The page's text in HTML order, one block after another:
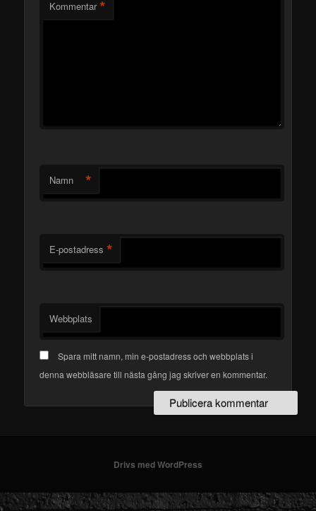
Kommentar *
Namn *
E-postadress *
Webbplats
Spara mitt namn, min e-postadress och webbplats i
denna webbläsare till nästa gång jag skriver en kommentar.
Drivs med WordPress